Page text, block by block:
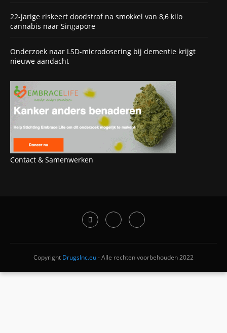
22-jarige riskeert doodstraf na smokkel van 8,6 kilo
cannabis naar Singapore
Onderzoek naar LSD-microdosering bij dementie krijgt
nieuwe aandacht
Contact & Samenwerken
Copyright DrugsInc.eu- Alle rechten voorbehouden 2022